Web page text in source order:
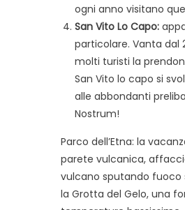
ogni anno visitano
San Vito Lo Capo:
particolare. Vanta dal
molti turisti la
San Vito lo capo si
alle abbondanti
Nostrum!
Parco dell’Etna: la
parete vulcanica,
vulcano sputando fuoco
la Grotta del Gelo, una